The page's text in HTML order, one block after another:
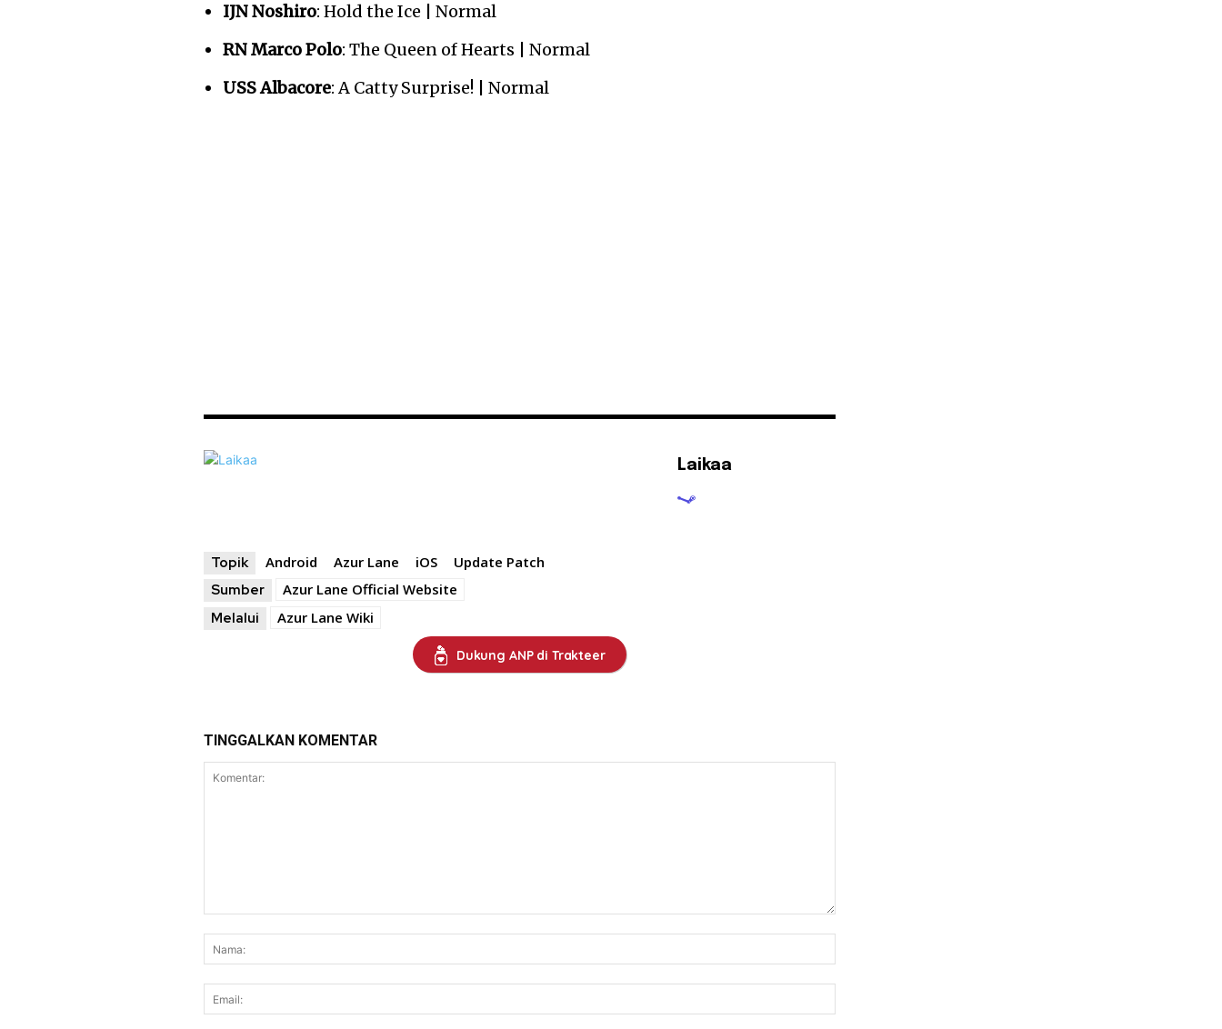
IJN Noshiro: Hold the Ice | Normal
RN Marco Polo: The Queen of Hearts | Normal
USS Albacore: A Catty Surprise! | Normal
Laikaa
Topik Android Azur Lane iOS
Update Patch
Sumber
Azur Lane Official Website
Melalui
Azur Lane Wiki
Dukung ANP di Trakteer
TINGGALKAN KOMENTAR